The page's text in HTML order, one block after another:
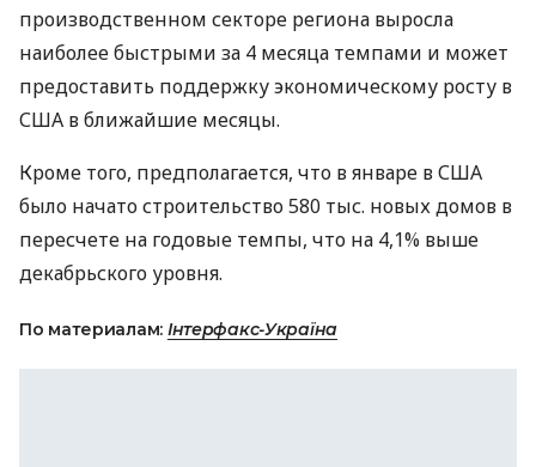
производственном секторе региона выросла
наиболее быстрыми за 4 месяца темпами и может
предоставить поддержку экономическому росту в
США в ближайшие месяцы.
Кроме того, предполагается, что в январе в США
было начато строительство 580 тыс. новых домов в
пересчете на годовые темпы, что на 4,1% выше
декабрьского уровня.
По материалам: Інтерфакс-Україна